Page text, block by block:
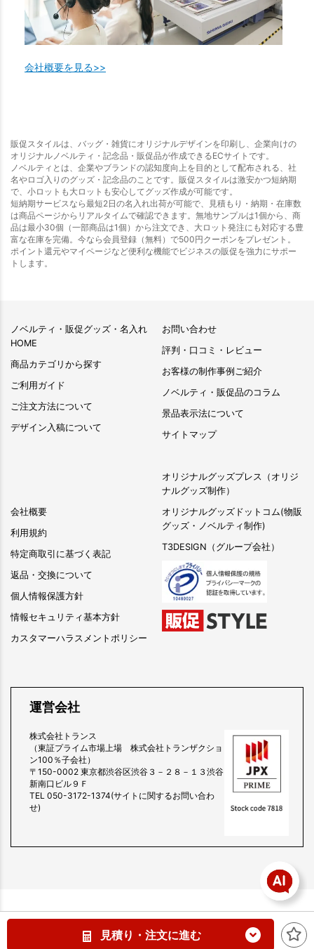
見積り・注文に進む
会社概要を見る>>
販促スタイルは、バッグ・雑貨にオリジナルデザインを印刷し、企業向けの
オリジナルノベルティ・記念品・販促品が作成できるECサイトです。
ノベルティとは、企業やブランドの認知度向上を目的として配布される、社
名やロゴ入りのグッズ・記念品のことです。販促スタイルは激安かつ短納期
で、小ロットも大ロットも安心してグッズ作成が可能です。
短納期サービスなら最短2日の名入れ出荷が可能で、見積もり・納期・在庫数
は商品ページからリアルタイムで確認できます。無地サンプルは1個から、商
品は最小30個（一部商品は1個）から注文でき、大ロット発注にも対応する豊
富な在庫を完備。今なら会員登録（無料）で500円クーポンをプレゼント。
ポイント還元やマイページなど便利な機能でビジネスの販促を強力にサポー
トします。
ノベルティ・販促グッズ・名入れ
HOME
商品カテゴリから探す
ご利用ガイド
ご注文方法について
デザイン入稿について
会社概要
利用規約
特定商取引に基づく表記
返品・交換について
個人情報保護方針
情報セキュリティ基本方針
カスタマーハラスメントポリシー
お問い合わせ
評判・口コミ・レビュー
お客様の制作事例ご紹介
ノベルティ・販促品のコラム
景品表示法について
サイトマップ
オリジナルグッズプレス（オリジ
ナルグッズ制作）
オリジナルグッズドットコム(物販
グッズ・ノベルティ制作)
T3DESIGN（グループ会社）
運営会社
株式会社トランス
（東証プライム市場上場 株式会社トランザクショ
ン100％子会社）
〒150-0002 東京都渋谷区渋谷３－２８－１３渋谷
新南口ビル９Ｆ
TEL 050-3172-1374(サイトに関するお問い合わ
せ)